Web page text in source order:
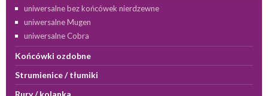
uniwersalne bez końcówek nierdzewne
uniwersalne Mugen
uniwersalne Cobra
Końcówki ozdobne
Strumienice / tłumiki
Rury / kolanka